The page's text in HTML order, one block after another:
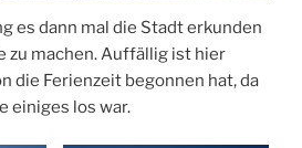
es dann mal die Stadt erkunden
zu machen. Auffällig ist hier
die Ferienzeit begonnen hat, da
einiges los war.